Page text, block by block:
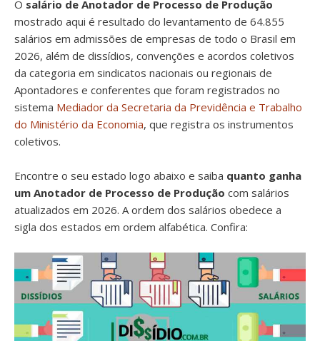
O salário de Anotador de Processo de Produção
mostrado aqui é resultado do levantamento de 64.855
salários em admissões de empresas de todo o Brasil em
2026, além de dissídios, convenções e acordos coletivos
da categoria em sindicatos nacionais ou regionais de
Apontadores e conferentes que foram registrados no
sistema Mediador da Secretaria da Previdência e Trabalho
do Ministério da Economia, que registra os instrumentos
coletivos.
Encontre o seu estado logo abaixo e saiba quanto ganha
um Anotador de Processo de Produção com salários
atualizados em 2026. A ordem dos salários obedece a
sigla dos estados em ordem alfabética. Confira: